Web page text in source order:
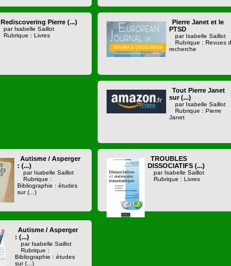
Rediscovering Pierre (...)
par Isabelle Saillot
Rubrique : Livres
Pierre Janet et le
PTSD
par Isabelle Saillot
Rubrique : Revues
recherche
Tout Pierre Janet
sur (...)
par Isabelle Saillot
Rubrique : Pierre
Janet
Autisme / Asperger
: (...)
par Isabelle Saillot
Rubrique :
Bibliographie : études
sur (...)
TROUBLES
DISSOCIATIFS (...)
par Isabelle Saillot
Rubrique : Livres
Autisme / Asperger
: (...)
par Isabelle Saillot
Rubrique :
Bibliographie : études
sur (...)